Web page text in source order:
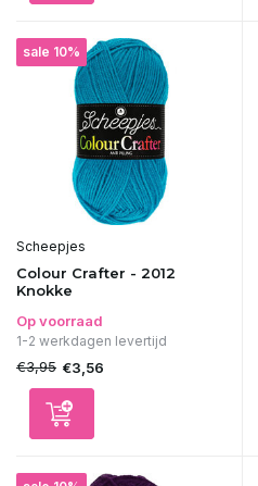
sale 10%
Scheepjes
Colour Crafter - 2012
Knokke
Op voorraad
1-2 werkdagen levertijd
€3,95 €3,56